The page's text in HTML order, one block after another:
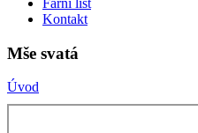
Farní list
Kontakt
Mše svatá
Úvod